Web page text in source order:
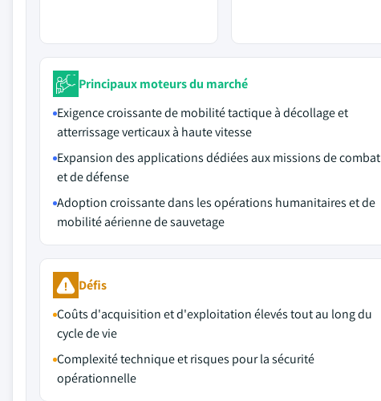
Principaux moteurs du marché
Exigence croissante de mobilité tactique à décollage et
atterrissage verticaux à haute vitesse
Expansion des applications dédiées aux missions de combat
et de défense
Adoption croissante dans les opérations humanitaires et de
mobilité aérienne de sauvetage
Défis
Coûts d'acquisition et d'exploitation élevés tout au long du
cycle de vie
Complexité technique et risques pour la sécurité
opérationnelle